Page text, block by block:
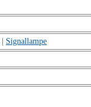
Signallampe